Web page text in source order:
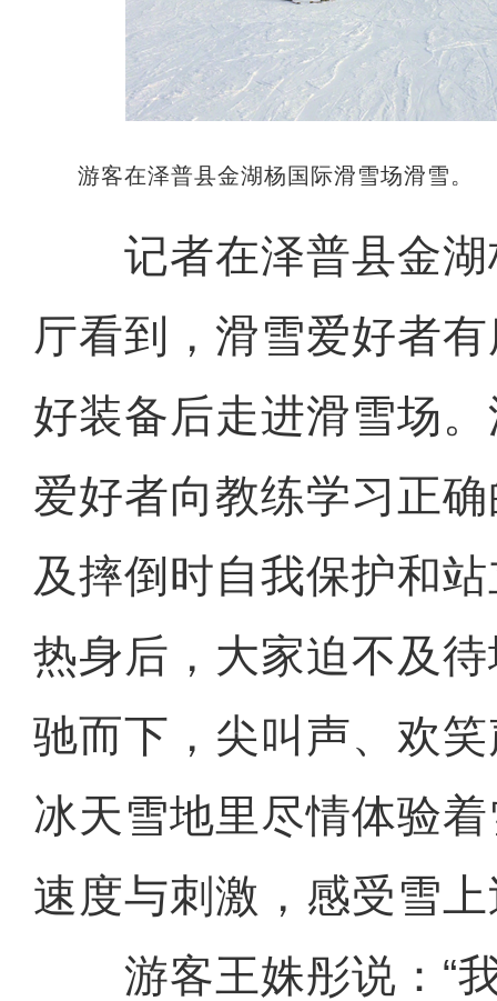
游客在泽普县金湖杨国际滑雪场滑雪。
记者在泽普县金湖
厅看到，滑雪爱好者
好装备后走进滑雪场
爱好者向教练学习正
及摔倒时自我保护和
热身后，大家迫不及
驰而下，尖叫声、欢
冰天雪地里尽情体验
速度与刺激，感受雪
游客王姝彤说：“我